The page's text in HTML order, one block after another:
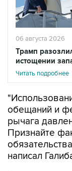
06 августа 2026
Трамп
истощении
Читать подробнее
обещаний и
рычага
Признайте
написал